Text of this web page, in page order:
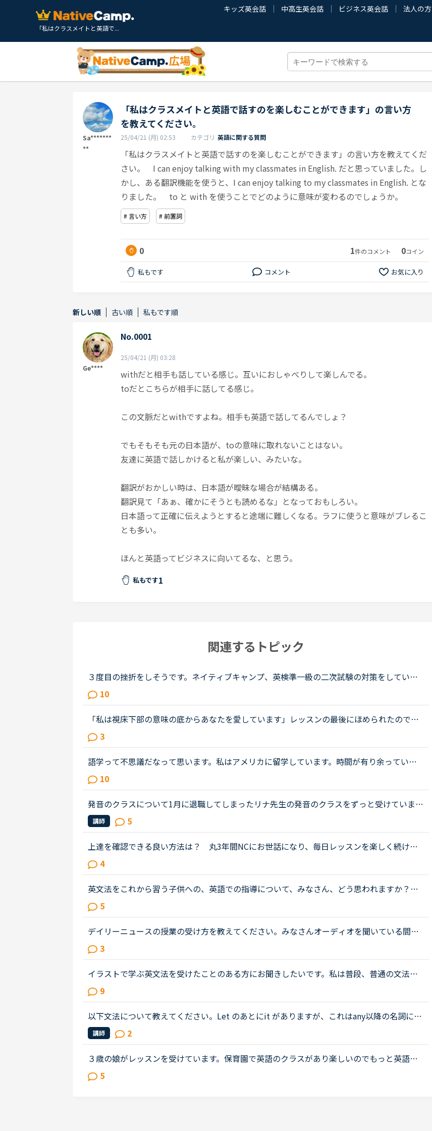
「私はクラスメイトと英語で...
キッズ英会話 中高生英会話 ビジネス英会話 法人の方
Sa*******
**
「私はクラスメイトと英語で話すのを楽しむことができます」の言い方
を教えてください。
25/04/21 (月) 02:53 カテゴリ 英語に関する質問
「私はクラスメイトと英語で話すのを楽しむことができます」の言い方を教えてくだ
さい。 I can enjoy talking with my classmates in English. だと思っていました。し
かし、ある翻訳機能を使うと、I can enjoy talking to my classmates in English. とな
りました。 to と with を使うことでどのように意味が変わるのでしょうか。
# 言い方 # 前置詞
0 1件のコメント 0コイン
私もです コメント お気に入り
新しい順 古い順 私もです順
Ge****
No.0001
25/04/21 (月) 03:28
withだと相手も話している感じ。互いにおしゃべりして楽しんでる。
toだとこちらが相手に話してる感じ。
この文脈だとwithですよね。相手も英語で話してるんでしょ？
でもそもそも元の日本語が、toの意味に取れないことはない。
友達に英語で話しかけると私が楽しい、みたいな。
翻訳がおかしい時は、日本語が曖昧な場合が結構ある。
翻訳見て「あぁ、確かにそうとも読めるな」となっておもしろい。
日本語って正確に伝えようとすると途端に難しくなる。ラフに使うと意味がブレるこ
とも多い。
ほんと英語ってビジネスに向いてるな、と思う。
私もです1
関連するトピック
３度目の挫折をしそうです。ネイティブキャンプ、英検準一級の二次試験の対策をしていた
ころは、フリートークを使って、ネイティブキャンプに大変お世話になりました。でも、そ
の後、どうしても授業を受けるのを...
10
「私は視床下部の意味の底からあなたを愛しています」レッスンの最後にほめられたので、
思わず日本語で「あなたのおかげです。」と言った後、英語で「私が完璧にできたのは、あ
なたのレッスンがgoodだからです。...
3
語学って不思議だなって思います。私はアメリカに留学しています。時間が有り余っている
のでネイティブキャンプをしていますが…一年間アメリカにいて、更にネイティブキャンプ
を今3ヵ月やっていますが、私の思っ...
10
発音のクラスについて1月に退職してしまったリナ先生の発音のクラスをずっと受けていまし
た。その後2名ほど発音のクラスの教え方が上手い先生を見つけましたが、予約していてもキ
ャンセル率が高くなかなか定期的...
講師 5
上達を確認できる良い方法は？ 丸3年間NCにお世話になり、毎日レッスンを楽しく続けて
います。教材はカラン、文法、フリートークの3つを中心に据えています。シニアの趣味でや
っているので、検定の類いは受けた...
4
英文法をこれから習う子供への、英語での指導について、みなさん、どう思われますか？私
は、説明そのものを英語で行うのは、少なくとも中学校の文法の範囲が一通り終わらない
と、なかなか厳しいのではないかと思...
5
デイリーニュースの授業の受け方を教えてください。みなさんオーディオを聞いている間、
カメラをオンにしていると、なんだか、先生の表情や自分の表情など、なんだか気が散りま
せんか？あの雰囲気を皆さんどうし...
3
イラストで学ぶ英文法を受けたことのある方にお聞きしたいです。私は普段、普通の文法
（初級〜中級）と幾つかのアウトプット教材を並行して受けています。喋る練習をするのが
とにかく楽しいので最近は５分間ディ...
9
以下文法について教えてください。Let のあとにit がありますが、これはany以降の名詞にか
かっており形容詞的な使い方をしているのでしょうか?Keep your eye on your intention. Do
n’t let it any outside distra...
講師 2
３歳の娘がレッスンを受けています。保育園で英語のクラスがあり楽しいのでもっと英語や
りたいという本人の希望です。NCは最近始めたばかりで５回くらい受講しました。まだまだ
会話にも程遠いレベルでキッズ（は...
5